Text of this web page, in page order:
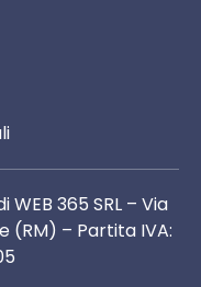
365 SRL – Via
(RM) – Partita IVA: